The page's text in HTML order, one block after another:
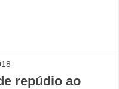
repúdio ao